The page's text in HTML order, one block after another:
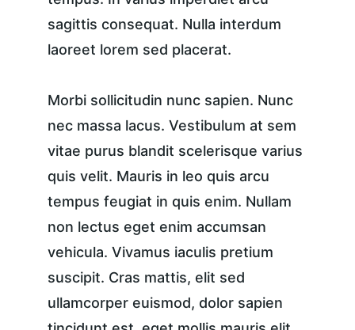
sagittis consequat. Nulla interdum
laoreet lorem sed placerat.
Morbi sollicitudin nunc sapien. Nunc
nec massa lacus. Vestibulum at sem
vitae purus blandit scelerisque varius
quis velit. Mauris in leo quis arcu
tempus feugiat in quis enim. Nullam
non lectus eget enim accumsan
vehicula. Vivamus iaculis pretium
suscipit. Cras mattis, elit sed
ullamcorper euismod, dolor sapien